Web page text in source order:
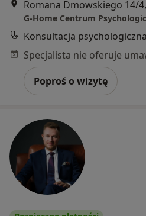
Romana Dmowskiego 14/
G-Home Centrum
Konsultacja psychologiczna
Poproś o wizytę